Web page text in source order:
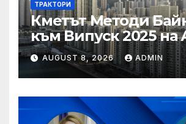
ТРАКТОРИ
Кметът Методи
към Випуск 2025 на
“Помнете
връщайте тук!”
AUGUST 8, 2026 ADMIN